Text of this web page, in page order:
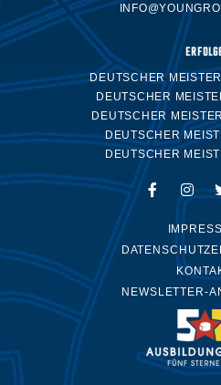
DEUTSCHER
DEUTSCHER
DEUTSCHER
DEUTSCHER
DEUTSCHER
NEWSLETTER-